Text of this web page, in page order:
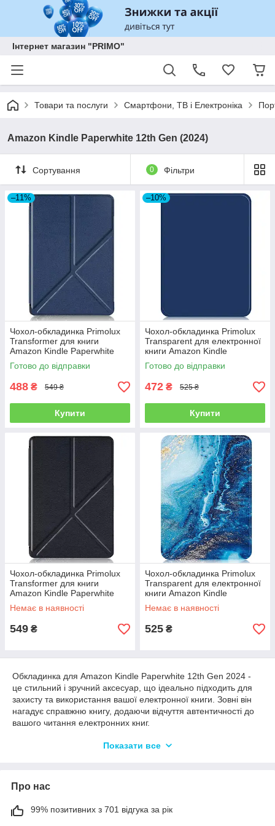
Інтернет магазин "PRIMO"
Товари та послуги Смартфони, ТВ і Електроніка
Amazon Kindle Paperwhite 12th Gen (2024)
Сортування 0 Фільтри
–11%
Чохол-обкладинка Primolux
Transformer для книги
Amazon Kindle Paperwhite
12th Gen. 2024 - Dark Blue
Готово до відправки
488 ₴ 549 ₴
Купити
–10%
Чохол-обкладинка Primolux
Transparent для електронної
книги Amazon Kindle
Paperwhite 12th Gen. 2024 -
Dark Blue
Готово до відправки
472 ₴ 525 ₴
Купити
Чохол-обкладинка Primolux
Transformer для книги
Amazon Kindle Paperwhite
12th Gen. 2024 - Black
Немає в наявності
549 ₴
Чохол-обкладинка Primolux
Transparent для електронної
книги Amazon Kindle
Paperwhite 12th Gen. 2024 -
Ocean
Немає в наявності
525 ₴
Обкладинка для Amazon Kindle Paperwhite 12th Gen 2024 -
це стильний і зручний аксесуар, що ідеально підходить для
захисту та використання вашої електронної книги. Зовні він
нагадує справжню книгу, додаючи відчуття автентичності до
вашого читання електронних книг.
матеріалу, забезпечуючи надійний захист для вашого Kindle
потраплянню пилу та бруду. Чохол має точні вирізи для
пристрою, тож ви можете користуватися ним без проблем.
Показати все
Про нас
99% позитивних з 701 відгука за рік